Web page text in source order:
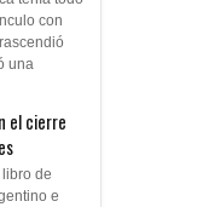
con
una
el cierre
de
e